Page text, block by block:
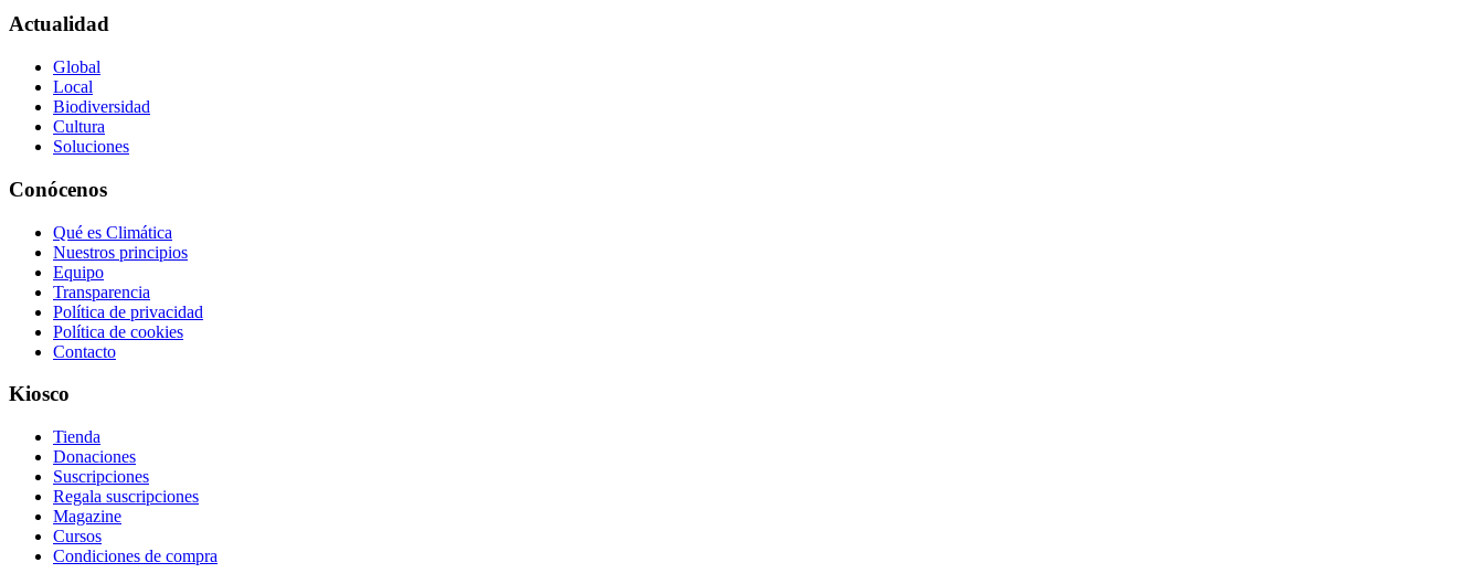
Actualidad
Global
Local
Biodiversidad
Cultura
Soluciones
Conócenos
Qué es Climática
Nuestros principios
Equipo
Transparencia
Política de privacidad
Política de cookies
Contacto
Kiosco
Tienda
Donaciones
Suscripciones
Regala suscripciones
Magazine
Cursos
Condiciones de compra